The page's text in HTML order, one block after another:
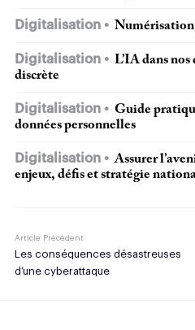
Digitalisation
Digitalisation
L’IA dans
discrète
Digitalisation
Guide
données personnelles
Digitalisation
Assurer
enjeux, défis et stratégie
Article Précédent
Les conséquences désastreuses
d’une cyberattaque